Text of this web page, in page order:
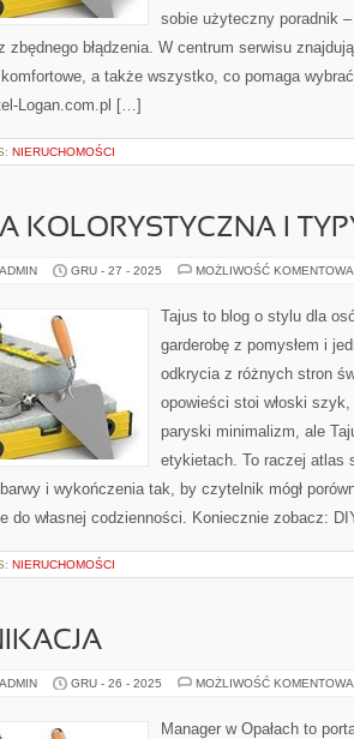
sobie użyteczny poradnik
zbędnego błądzenia. W centrum serwisu
a także wszystko, co pomaga
Logan.com.pl […]
NIERUCHOMOŚCI
KOLORYSTYCZNA I
GRU - 27 - 2025 MOŻLIWOŚĆ
Tajus to blog o stylu dla
garderobę z pomysłem i
odkrycia z różnych stron
opowieści stoi włoski
paryski minimalizm, ale
etykietach. To raczej atlas
i wykończenia tak, by czytelnik mógł
do własnej codzienności. Koniecznie zobacz:
NIERUCHOMOŚCI
GRU - 26 - 2025 MOŻLIWOŚĆ
Manager w Opałach to